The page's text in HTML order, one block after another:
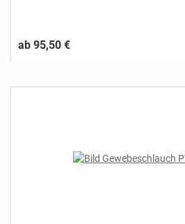
ab 95,50 €